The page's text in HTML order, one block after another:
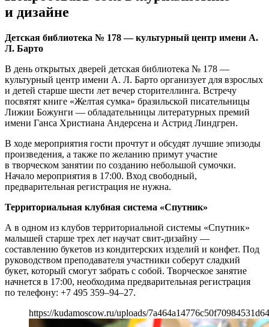
и дизайне
Детская библиотека № 178 — культурный центр имени А.
Л. Барто
В день открытых дверей детская библиотека № 178 —
культурный центр имени А. Л. Барто организует для взрослых
и детей старше шести лет вечер сторителлинга. Встречу
посвятят книге «Желтая сумка» бразильской писательницы
Лижии Божунги — обладательницы литературных премий
имени Ганса Христиана Андерсена и Астрид Линдгрен.
В ходе мероприятия гости прочтут и обсудят лучшие эпизоды
произведения, а также по желанию примут участие
в творческом занятии по созданию небольшой сумочки.
Начало мероприятия в 17:00. Вход свободный,
предварительная регистрация не нужна.
Территориальная клубная система «Спутник»
А в одном из клубов территориальной системы «Спутник»
малышей старше трех лет научат свит-дизайну —
составлению букетов из кондитерских изделий и конфет. Под
руководством преподавателя участники соберут сладкий
букет, который смогут забрать с собой. Творческое занятие
начнется в 17:00, необходима предварительная регистрация
по телефону: +7 495 359–94–27.
https://kudamoscow.ru/uploads/